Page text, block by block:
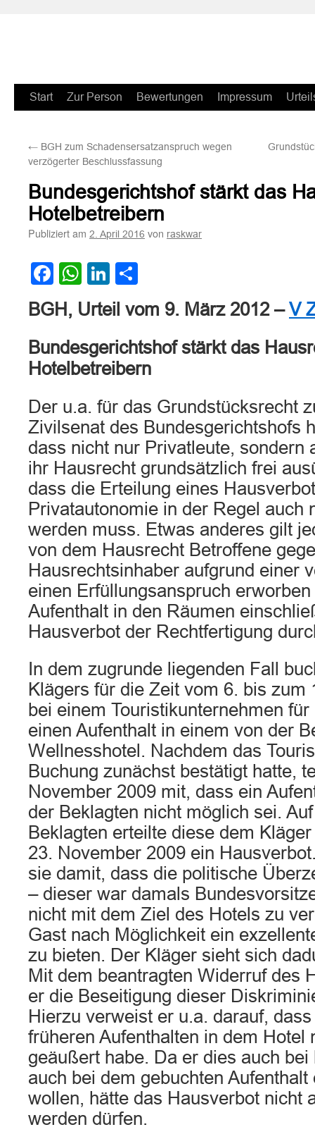
Zum
springen
Start Zur Person Bewertungen Impressum
← BGH zum Schadensersatzanspruch wegen
verzögerter Beschlussfassung
Bundesgerichtshof stärkt das
Hotelbetreibern
Publiziert am 2. April 2016 von raskwar
Facebook
WhatsApp
LinkedIn
BGH, Urteil vom 9. März 2012 –V
Bundesgerichtshof stärkt das
Hotelbetreibern
Der u.a. für das Grundstücksrecht
Zivilsenat des Bundesgerichtshofs
dass nicht nur Privatleute, sondern
ihr Hausrecht grundsätzlich frei
dass die Erteilung eines
Privatautonomie in der Regel auch
werden muss. Etwas anderes gilt
von dem Hausrecht Betroffene
Hausrechtsinhaber aufgrund einer
einen Erfüllungsanspruch
Aufenthalt in den Räumen
Hausverbot der Rechtfertigung
In dem zugrunde liegenden Fall
Klägers für die Zeit vom 6. bis zum
bei einem Touristikunternehmen
einen Aufenthalt in einem von der
Wellnesshotel. Nachdem das
Buchung zunächst bestätigt hatte,
November 2009 mit, dass ein
der Beklagten nicht möglich sei.
Beklagten erteilte diese dem
23. November 2009 ein
sie damit, dass die politische
– dieser war damals
nicht mit dem Ziel des Hotels zu
Gast nach Möglichkeit ein
zu bieten. Der Kläger sieht sich
Mit dem beantragten Widerruf des
er die Beseitigung dieser
Hierzu verweist er u.a. darauf,
früheren Aufenthalten in dem Hotel
geäußert habe. Da er dies auch
auch bei dem gebuchten
wollen, hätte das Hausverbot nicht
werden dürfen.